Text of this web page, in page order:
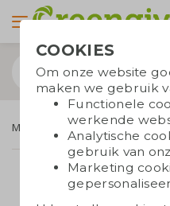
Merken BE O Lifestyle
COOKIES
Om onze website
maken we gebruik
Functionele
werkende
Analytische
gebruik van
Marketing